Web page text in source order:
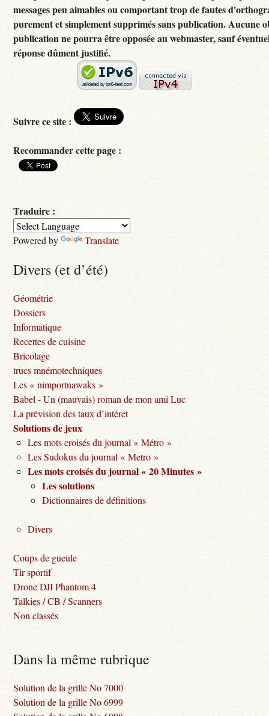
messages peu aimables ou comportant trop de fautes
purement et simplement supprimés sans publication. Aucune
publication ne pourra être opposée au webmaster, sauf
réponse dûment justifié.
Suivre ce site :
Recommander cette page :
Traduire :
Powered by Translate
Divers (et d’été)
Géométrie
Dossiers
Informatique
Recettes de cuisine
Bricolage
trucs mnémotechniques
Les « nimportnawaks »
Babel - Un (mauvais) roman de mon ami Luc
La prévision des taux d’intéret
Solutions de jeux
Les mots croisés du journal « Métro »
Les Sudokus du journal « Metro »
Les mots croisés du journal « 20 Minutes »
Les solutions
Dictionnaires de définitions
Divers
Coups de gueule
Tir sportif
Drone DJI Phantom 4
Talkies / CB / Scanners
Non classés
Dans la même rubrique
Solution de la grille No 7000
Solution de la grille No 6999